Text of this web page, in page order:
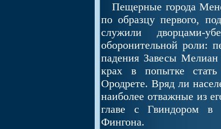
Пещерные города
по образцу первого,
служили дворцами-
оборонительной роли:
падения Завесы Мелиан
крах в попытке
Ородрете. Вряд ли
наиболее отважные из
главе с Гвиндором в
Фингона.